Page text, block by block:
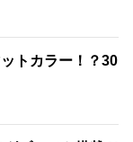
トカラー！？30